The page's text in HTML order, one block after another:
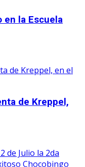
en la Escuela
de Kreppel,